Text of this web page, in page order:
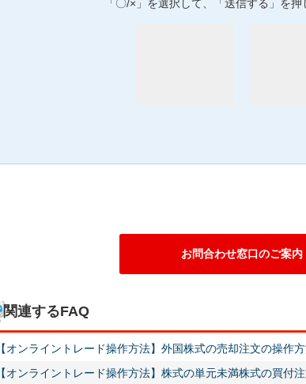
「〇/×」を選択して、「送信する」を押
お問合わせ窓口のご案内
関連するFAQ
【オンライントレード操作方法】外国株式の売却注文の操作
【オンライントレード操作方法】株式の単元未満株式の買付